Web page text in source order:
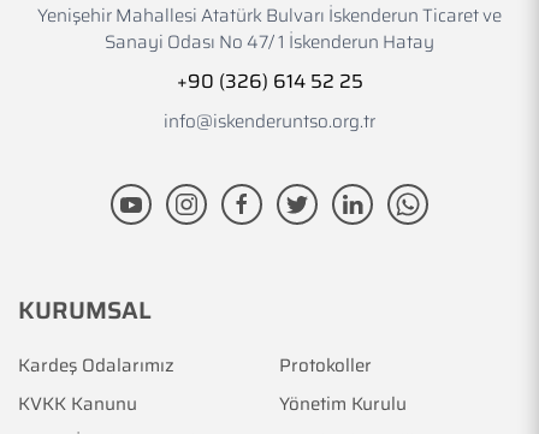
Yenişehir Mahallesi Atatürk Bulvarı İskenderun Ticaret ve
Sanayi Odası No 47/ 1 İskenderun Hatay
+90 (326) 614 52 25
info@iskenderuntso.org.tr
KURUMSAL
Kardeş Odalarımız
Protokoller
KVKK Kanunu
Yönetim Kurulu